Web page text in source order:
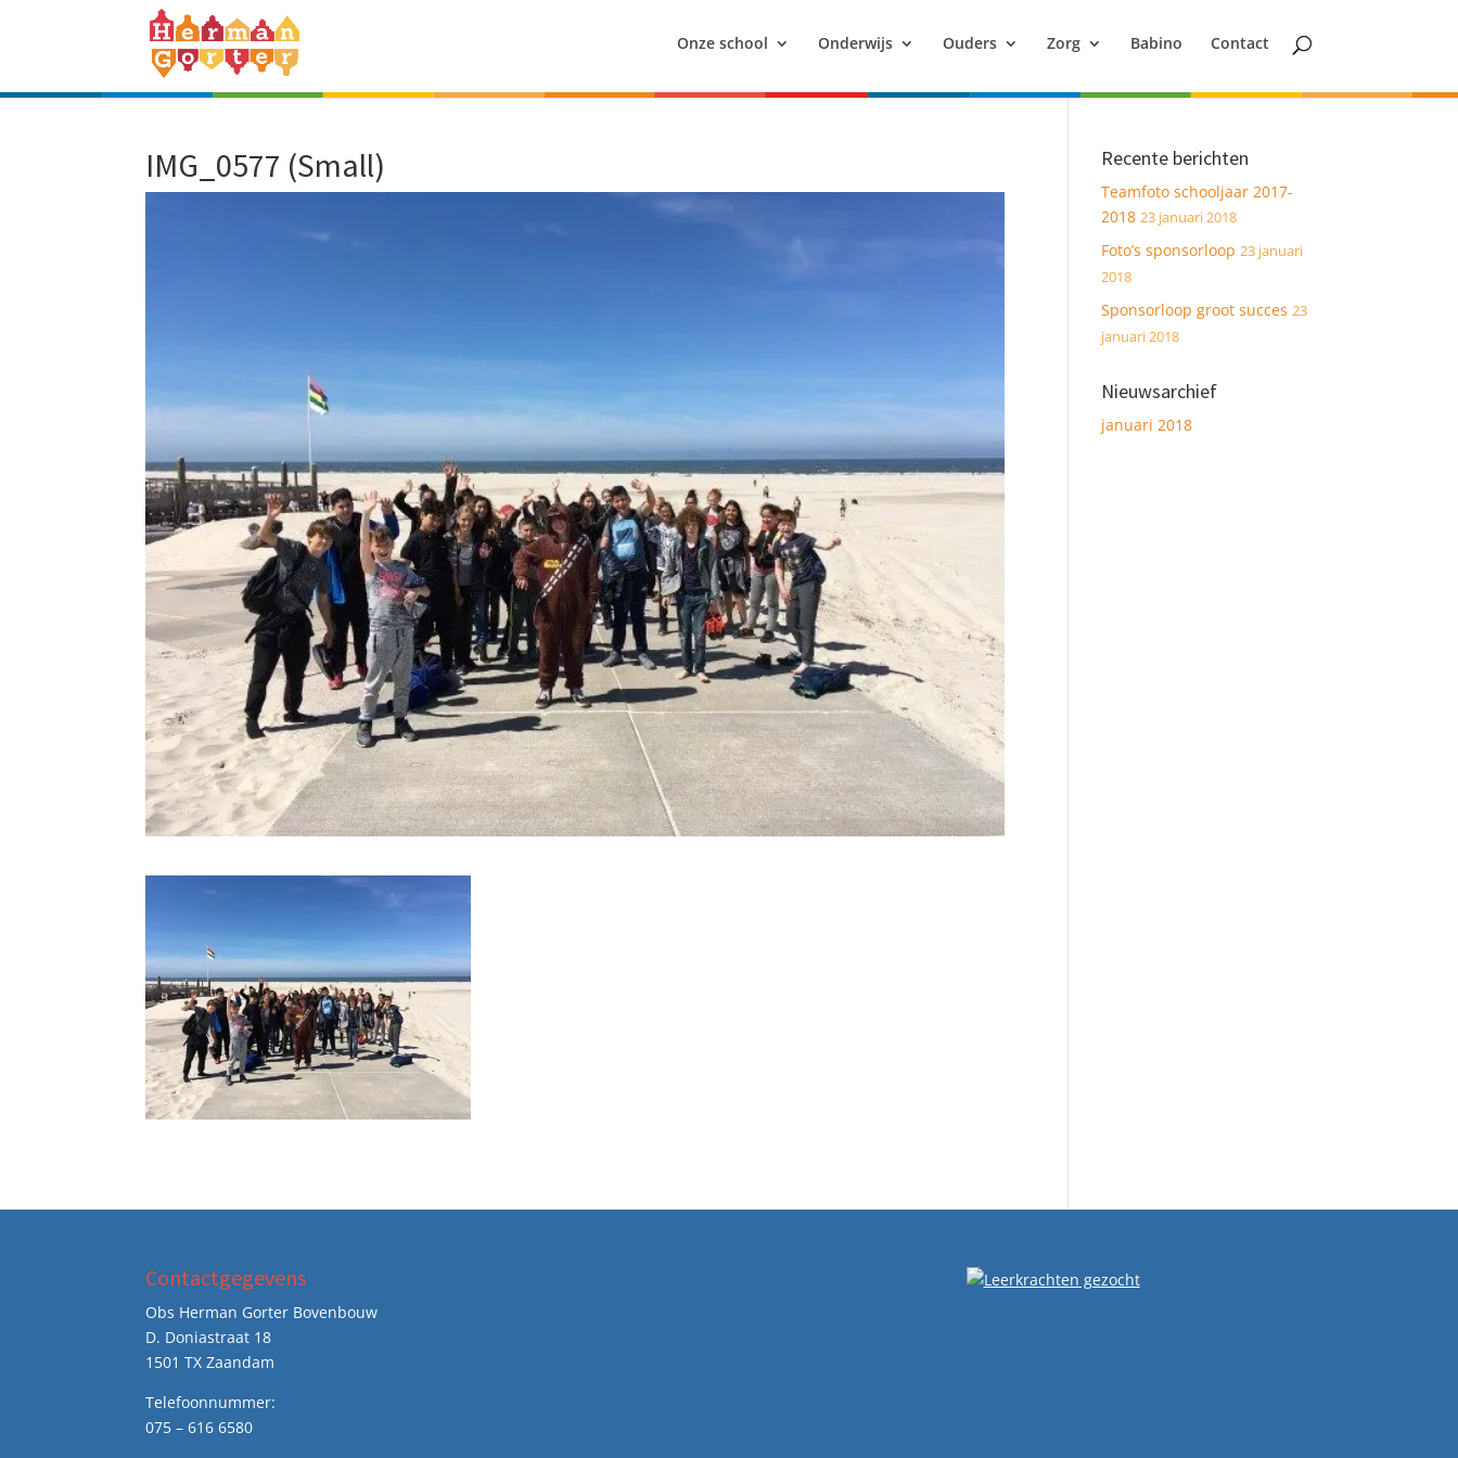
Onze school Onderwijs Ouders Zorg Babino Contact
IMG_0577 (Small) Recente berichten
Teamfoto schooljaar 2017-
2018 23 januari 2018
Foto’s sponsorloop 23 januari
2018
Sponsorloop groot succes 23
januari 2018
Nieuwsarchief
januari 2018
Contactgegevens
Obs Herman Gorter Bovenbouw
D. Doniastraat 18
1501 TX Zaandam
Telefoonnummer:
075 – 616 6580